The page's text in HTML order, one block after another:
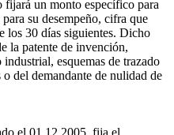
fijará un monto específico para
su desempeño, cifra que
los 30 días siguientes. Dicho
la patente de invención,
esquemas de trazado
del demandante de nulidad de
el 01.12.2005, fija el